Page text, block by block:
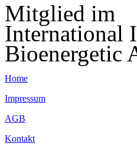
Mitglied im
International
Bioenergetic
Home
Impressum
AGB
Kontakt